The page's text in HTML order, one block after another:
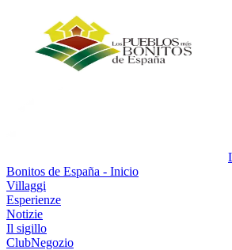
Bonitos de España - Inicio
Villaggi
Esperienze
Notizie
Il sigillo
ClubNegozio